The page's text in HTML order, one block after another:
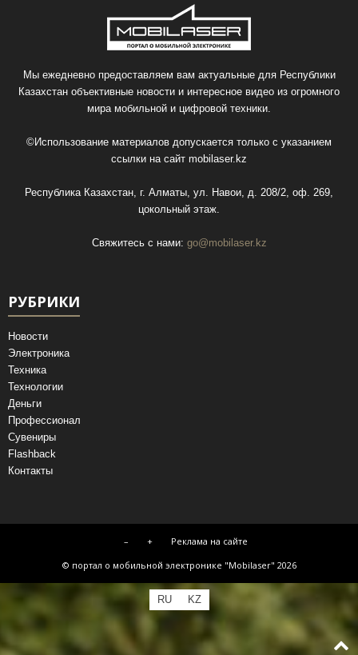
Мы ежедневно предоставляем вам актуальные для Республики
Казахстан объективные новости и интересное видео из огромного
мира мобильной и цифровой техники.
©Использование материалов допускается только с указанием
ссылки на сайт mobilaser.kz
Республика Казахстан, г. Алматы, ул. Навои, д. 208/2, оф. 269,
цокольный этаж.
Свяжитесь с нами: go@mobilaser.kz
РУБРИКИ
Новости
Электроника
Техника
Технологии
Деньги
Профессионал
Сувениры
Flashback
Контакты
– +
Реклама на сайте
© портал о мобильной электронике "Mobilaser" 2026
RU KZ